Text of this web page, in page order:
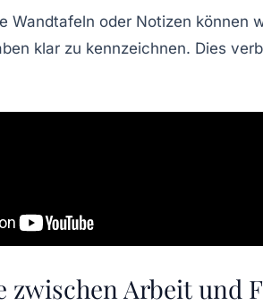
Wandtafeln oder Notizen können
klar zu kennzeichnen. Dies
zwischen Arbeit und